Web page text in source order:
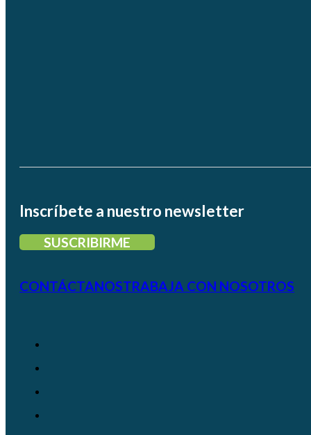
Inscríbete a nuestro newsletter
SUSCRIBIRME
CONTÁCTANOSTRABAJA CON NOSOTROS